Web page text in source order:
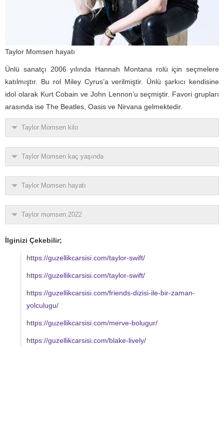
Taylor Momsen hayatı
Ünlü sanatçı 2006 yılında Hannah Montana rolü için seçmelere
katılmıştır. Bu rol Miley Cyrus’a verilmiştir. Ünlü şarkıcı kendisine
idol olarak Kurt Cobain ve John Lennon’u seçmiştir. Favori grupları
arasında ise The Beatles, Oasis ve Nirvana gelmektedir.
Taylor Momsen kilo
Taylor Momsen kaç yaşında
Taylor Momsen hayatı
Taylor momsen 2022
İlginizi Çekebilir;
https://guzellikcarsisi.com/taylor-swift/
https://guzellikcarsisi.com/taylor-swift/
https://guzellikcarsisi.com/friends-dizisi-ile-bir-zaman-
yolculugu/
https://guzellikcarsisi.com/merve-bolugur/
https://guzellikcarsisi.com/blake-lively/